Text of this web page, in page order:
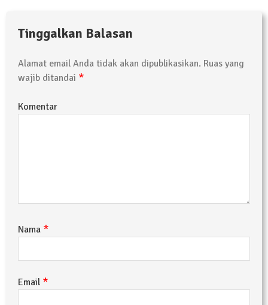
Tinggalkan Balasan
Alamat email Anda tidak akan dipublikasikan. Ruas yang
wajib ditandai *
Komentar
Nama *
Email *